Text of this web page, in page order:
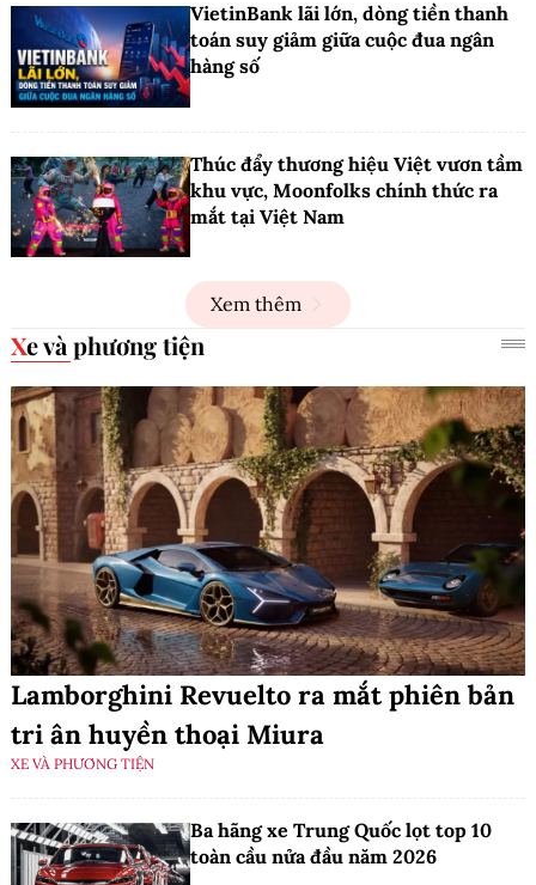
VietinBank lãi lớn, dòng tiền thanh
toán suy giảm giữa cuộc đua ngân
hàng số
Thúc đẩy thương hiệu Việt vươn tầm
khu vực, Moonfolks chính thức ra
mắt tại Việt Nam
Xem thêm
Xe và phương tiện
Lamborghini Revuelto ra mắt phiên bản
tri ân huyền thoại Miura
XE VÀ PHƯƠNG TIỆN
Ba hãng xe Trung Quốc lọt top 10
toàn cầu nửa đầu năm 2026